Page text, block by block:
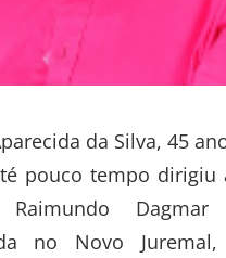
da Silva, 45
pouco tempo dirigiu
Dagmar
no Novo